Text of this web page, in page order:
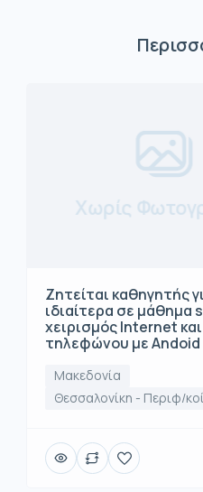
Χωρίς
Ζητείται καθηγητής
ιδιαίτερα σε μάθημα
χειρισμός Internet και
τηλεφώνου με Andoid
Μακεδονία
Θεσσαλονίκη - Περιφ/